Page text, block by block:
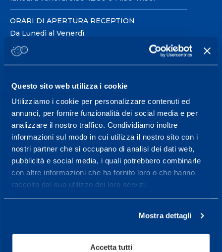
Questo sito web utilizza i cookie
Utilizziamo i cookie per personalizzare contenuti ed
annunci, per fornire funzionalità dei social media e per
analizzare il nostro traffico. Condividiamo inoltre
informazioni sul modo in cui utilizza il nostro sito con i
nostri partner che si occupano di analisi dei dati web,
pubblicità e social media, i quali potrebbero combinarle
con altre informazioni che ha fornito loro o che hanno
raccolto dal suo utilizzo dei loro servizi.
Mostra dettagli
Accetta tutti
ORARI DI APERTURA RECEPTION
Da Lunedì al Venerdì
08.30 - 18.30
Centro servizi per l'alta
prestazione ed il
wellness.
Maggiori informazioni
Servizi